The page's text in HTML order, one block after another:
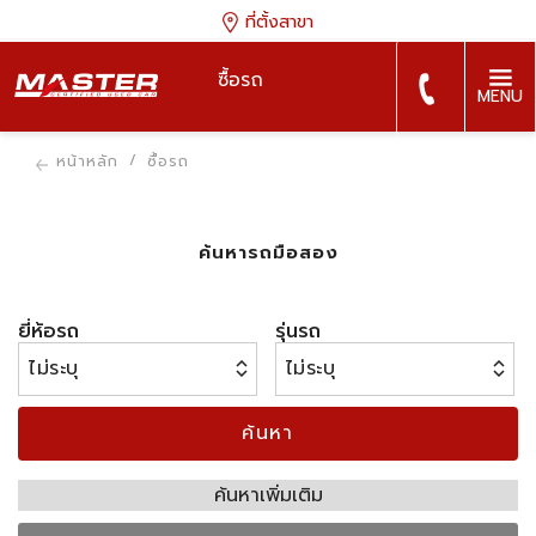
ที่ตั้งสาขา
ซื้อรถ
MENU
หน้าหลัก ซื้อรถ
ค้นหารถมือสอง
ยี่ห้อรถ รุ่นรถ
ค้นหา
ค้นหาเพิ่มเติม